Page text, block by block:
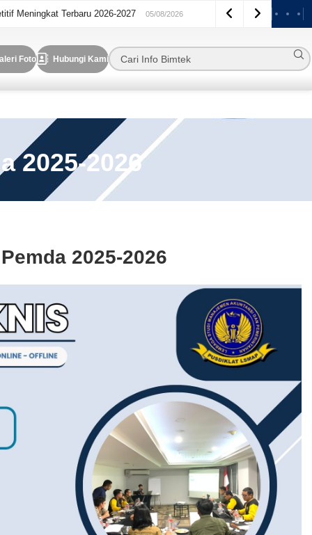
Meningkat Terbaru 2026-2027 05/08/2026
Foto Hubungi Kami
2025-2026
2025-2026